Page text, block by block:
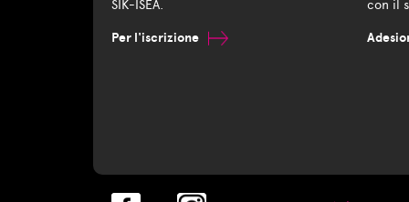
SIK-ISEA.
Per l'iscrizione
con il